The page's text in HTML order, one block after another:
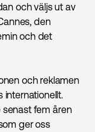
och väljs ut av
den
och det
och reklamen
internationellt.
fem åren
ger oss